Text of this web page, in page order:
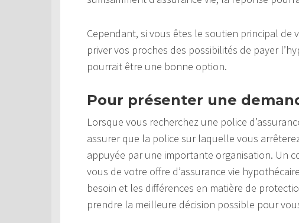
Cependant, si vous êtes le soutien principal
priver vos proches des possibilités de payer
pourrait être une bonne option.
Pour présenter une
Lorsque vous recherchez une police
assurer que la police sur laquelle vous
appuyée par une importante organisation. Un
vous de votre offre d’assurance vie
besoin et les différences en matière de
prendre la meilleure décision possible pour